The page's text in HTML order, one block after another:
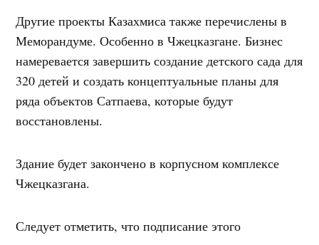
Другие проекты Казахмиса также перечислены в
Меморандуме. Особенно в Чжецказгане. Бизнес
намеревается завершить создание детского сада для
320 детей и создать концептуальные планы для
ряда объектов Сатпаева, которые будут
восстановлены.
Здание будет закончено в корпусном комплексе
Чжецказгана.
Следует отметить, что подписание этого